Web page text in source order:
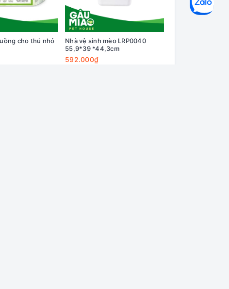
cho thú nhỏ
Nhà vệ sinh mèo LRP0040
55,9*39 *44,3cm
592.000₫